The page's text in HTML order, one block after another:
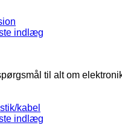
indlæg
til alt om
kabel
indlæg